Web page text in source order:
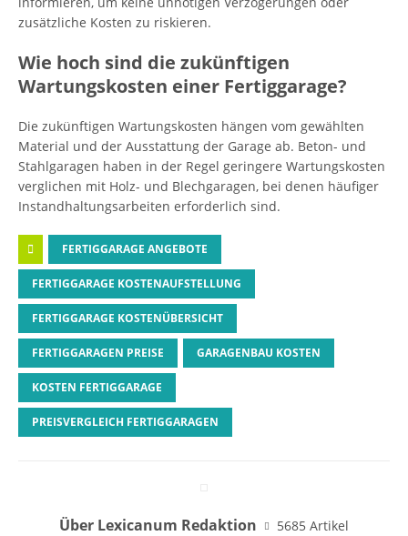
zusätzliche Kosten zu riskieren.
Wie hoch sind die zukünftigen
Wartungskosten einer Fertiggarage?
Die zukünftigen Wartungskosten hängen vom gewählten
Material und der Ausstattung der Garage ab. Beton- und
Stahlgaragen haben in der Regel geringere Wartungskosten
verglichen mit Holz- und Blechgaragen, bei denen häufiger
Instandhaltungsarbeiten erforderlich sind.
FERTIGGARAGE ANGEBOTE
FERTIGGARAGE KOSTENAUFSTELLUNG
FERTIGGARAGE KOSTENÜBERSICHT
FERTIGGARAGEN PREISE GARAGENBAU KOSTEN
KOSTEN FERTIGGARAGE
PREISVERGLEICH FERTIGGARAGEN
Über Lexicanum Redaktion
5685 Artikel